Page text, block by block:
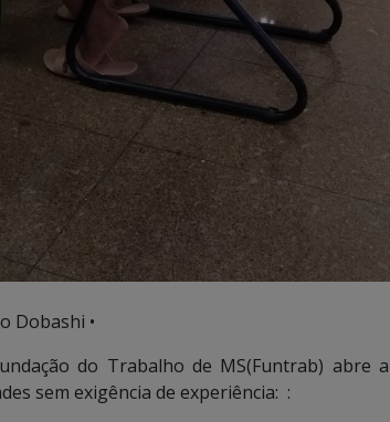
Dobashi •
do Trabalho de MS(Funtrab) abre a
sem exigência de experiência: :